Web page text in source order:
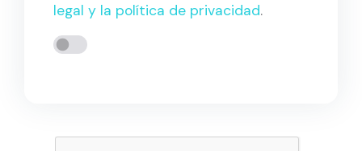
legal y la política de privacidad.